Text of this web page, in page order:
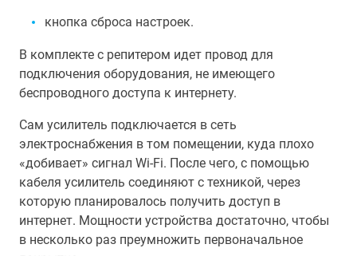
кнопка сброса настроек.
В комплекте с репитером идет провод для
подключения оборудования, не имеющего
беспроводного доступа к интернету.
Сам усилитель подключается в сеть
электроснабжения в том помещении, куда плохо
«добивает» сигнал Wi-Fi. После чего, с помощью
кабеля усилитель соединяют с техникой, через
которую планировалось получить доступ в
интернет. Мощности устройства достаточно, чтобы
в несколько раз преумножить первоначальное